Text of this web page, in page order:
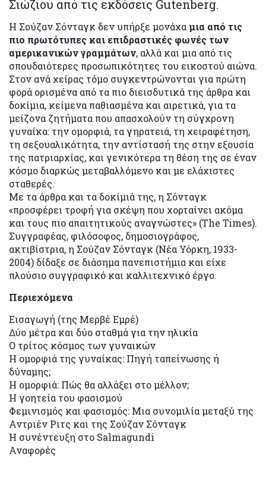
Σιώζιου από τις εκδόσεις Gutenberg.
Η Σούζαν Σόνταγκ δεν υπήρξε μονάχαμια από τις
πιο πρωτότυπες και επιδραστικές φωνές των
αμερικανικών γραμμάτων, αλλά και μια από τις
σπουδαιότερες προσωπικότητες του εικοστού αιώνα.
Στον ανά χείρας τόμο συγκεντρώνονται για πρώτη
φορά ορισμένα από τα πιο διεισδυτικά της άρθρα και
δοκίμια, κείμενα παθιασμένα και αιρετικά, για τα
μείζονα ζητήματα που απασχολούν τη σύγχρονη
γυναίκα: την ομορφιά, τα γηρατειά, τη χειραφέτηση,
τη σεξουαλικότητα, την αντίστασή της στην εξουσία
της πατριαρχίας, και γενικότερα τη θέση της σε έναν
κόσμο διαρκώς μεταβαλλόμενο και με ελάχιστες
σταθερές.
Με τα άρθρα και τα δοκίμιά της, η Σόνταγκ
«προσφέρει τροφή για σκέψη που χορταίνει ακόμα
και τους πιο απαιτητικούς αναγνώστες» (The Times).
Συγγραφέας, φιλόσοφος, δημοσιογράφος,
ακτιβίστρια, η Σούζαν Σόνταγκ (Νέα Υόρκη, 1933-
2004) δίδαξε σε διάσημα πανεπιστήμια και είχε
πλούσιο συγγραφικό και καλλιτεχνικό έργο.
Περιεχόμενα
Εισαγωγή (της Μερβέ Εμρέ)
Δύο μέτρα και δύο σταθμά για την ηλικία
Ο τρίτος κόσμος των γυναικών
Η ομορφιά της γυναίκας: Πηγή ταπείνωσης ή
δύναμης;
Η ομορφιά: Πώς θα αλλάξει στο μέλλον;
Η γοητεία του φασισμού
Φεμινισμός και φασισμός: Μια συνομιλία μεταξύ της
Αντριέν Ριτς και της Σούζαν Σόνταγκ
Η συνέντευξη στο Salmagundi
Αναφορές